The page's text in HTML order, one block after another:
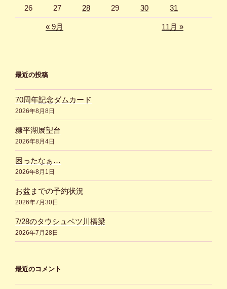
26 27 28 29 30 31
« 9月 11月 »
最近の投稿
70周年記念ダムカード
2026年8月8日
糠平湖展望台
2026年8月4日
困ったなぁ…
2026年8月1日
お盆までの予約状況
2026年7月30日
7/28のタウシュベツ川橋梁
2026年7月28日
最近のコメント